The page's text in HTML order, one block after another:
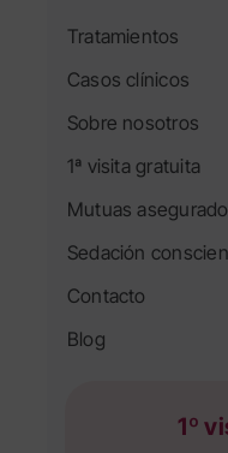
Tratamientos
Casos clínicos
Sobre nosotros
1ª visita gratuita
Mutuas
Sedación
Contacto
Blog
1º